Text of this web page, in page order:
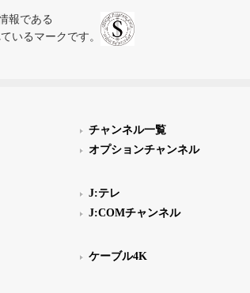
報である
いるマークです。
チャンネル一覧
オプションチャンネル
J:テレ
J:COMチャンネル
ケーブル4K